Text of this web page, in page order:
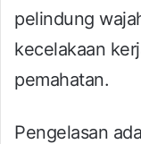
pelindung
kecelakaan
pemahatan.
Pengelasan